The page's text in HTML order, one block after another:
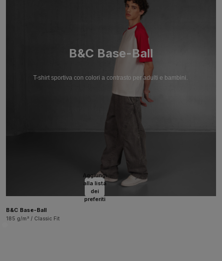
B&C Base-Ball
T-shirt sportiva con colori a contrasto per adulti e bambini.
Aggiungi
alla lista
dei
preferiti
B&C Base-Ball
185 g/m² / Classic Fit